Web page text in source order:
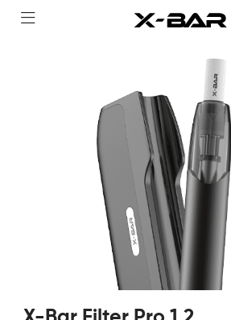
ABONNEMENTS
COLLECTIONS
KONTAKTIERE UNS.
WERDEN SIE X-BAR-GROSSHÄNDLER